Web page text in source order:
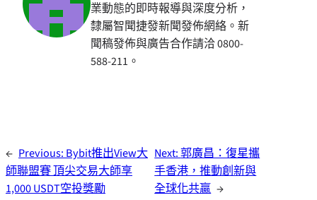
業動態的即時報導與深度分析，
隸屬智聞捷發新聞發佈網絡。新
聞稿發佈與廣告合作請洽 0800-
588-211。
← Previous: Bybit推出View大
師聯盟賽 頂尖交易大師享
1,000 USDT空投獎勵
Next:郭廣昌：復星攜
手香港，推動創新與
全球化共贏 →